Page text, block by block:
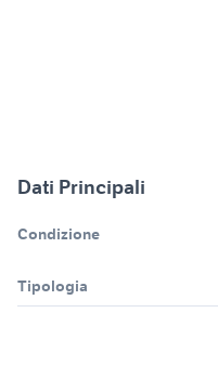
Dati Principali
Condizione
Tipologia